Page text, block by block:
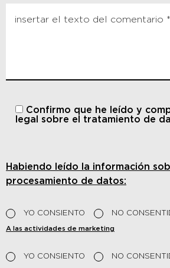
Confirmo que he leído y
legal sobre el tratamiento de
Habiendo leído la información
procesamiento de datos:
YO CONSIENTO NO
A las actividades de marketing
YO CONSIENTO NO